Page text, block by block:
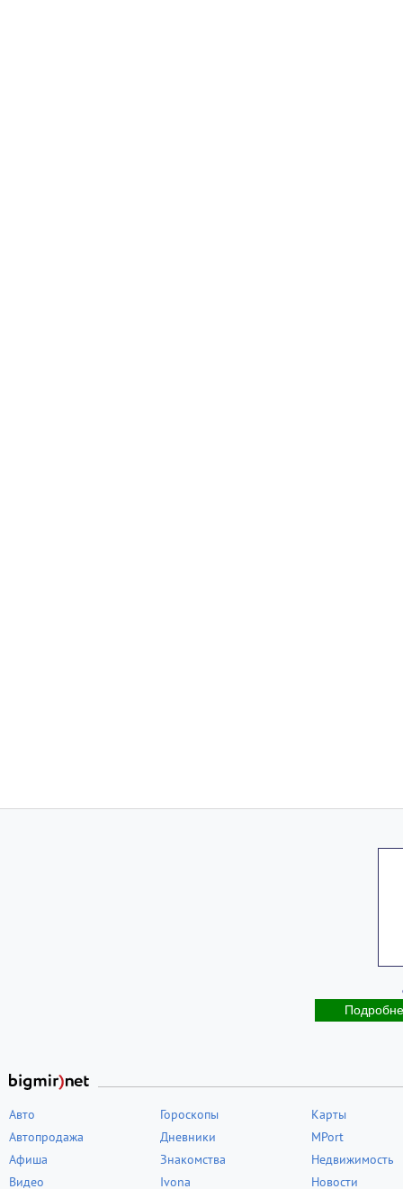
Авто
Автопродажа
Афиша
Видео
Гороскопы
Дневники
Знакомства
Ivona
Карты
MPort
Недвижимость
Новости